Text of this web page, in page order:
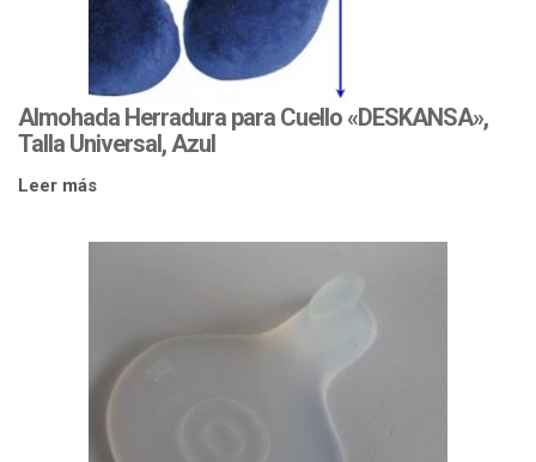
Almohada Herradura para Cuello «DESKANSA»,
Talla Universal, Azul
Leer más